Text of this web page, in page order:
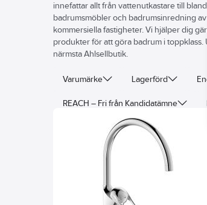
innefattar allt från vattenutkastare till
badrumsmöbler och badrumsinredning
kommersiella fastigheter. Vi hjälper dig
produkter för att göra badrum i toppklass.
närmsta Ahlsellbutik.
Varumärke Lagerförd
REACH – Fri från Kandidatämne
Ytbehandling
Monteringsmetod Accentfärg